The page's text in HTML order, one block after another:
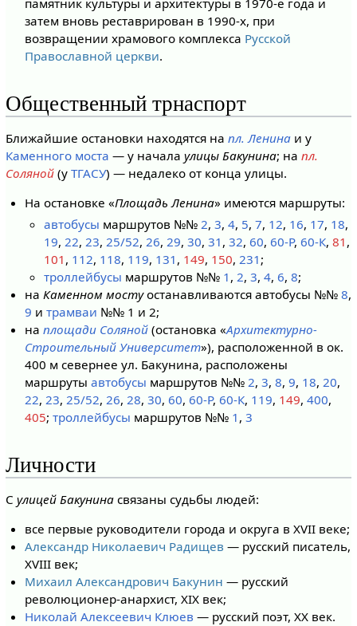
затем вновь реставрирован в 1990-х, при
возвращении храмового комплекса Русской
Православной церкви.
Общественный трнаспорт
Ближайшие остановки находятся на пл. Ленинаи у
Каменного моста — у начала улицы Бакунина; на пл.
Соляной(у ТГАСУ) — недалеко от конца улицы.
На остановке «Площадь Ленина» имеются маршруты:
автобусы маршрутов №№ 2,3,4, 5,7, 12, 16, 17, 18,
19, 22, 23, 25/52, 26, 29,30,31 ,32,60,60-Р,60-К,81 ,
101 , 112, 118, 119, 131 , 149, 150, 231 ;
троллейбусы маршрутов №№ 1 , 2,3,4,6,8;
на Каменном мостуостанавливаются автобусы №№8,
9 итрамваи №№ 1 и 2;
наплощади Соляной (остановка «Архитектурно-
Строительный Университет»), расположенной в ок.
400 м севернее ул. Бакунина, расположены
маршрутыавтобусы маршрутов №№ 2,3,8,9, 18, 20,
22, 23, 25/52, 26, 28,30,60,60-Р,60-К, 119, 149,400,
405;троллейбусы маршрутов №№ 1 ,3
Личности
C улицей Бакунинасвязаны судьбы людей:
все первые руководители города и округа в XVII веке;
Александр Николаевич Радищев — русский писатель,
XVIII век;
Михаил Александрович Бакунин — русский
революционер-анархист, XIX век;
Николай Алексеевич Клюев — русский поэт, XX век.